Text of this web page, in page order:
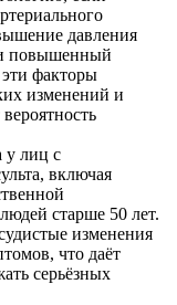
давления
повышенный
эти факторы
изменений и
у лиц с
включая
старше 50 лет.
изменения
что даёт
серьёзных